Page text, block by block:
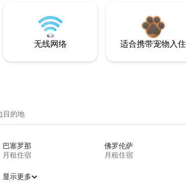
无线网络 适合携带宠物入住
目的地
巴塞罗那
月租住宿
佛罗伦萨
月租住宿
显示更多